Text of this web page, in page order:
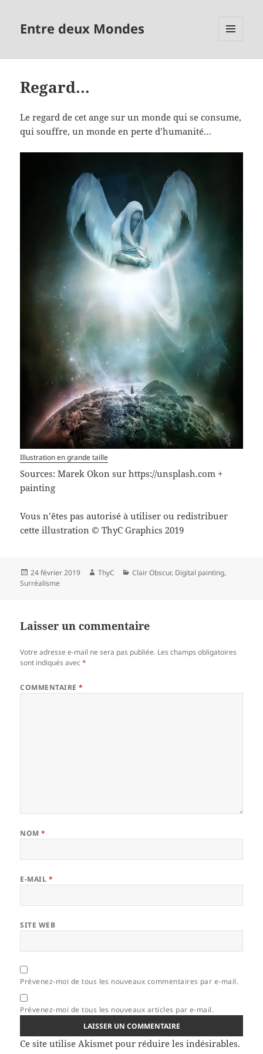
Entre deux Mondes
Regard…
Le regard de cet ange sur un monde qui se consume,
qui souffre, un monde en perte d’humanité…
Illustration en grande taille
Sources: Marek Okon sur https://unsplash.com +
painting
Vous n’êtes pas autorisé à utiliser ou redistribuer
cette illustration © ThyC Graphics 2019
Publié
le
24 février 2019 Auteur
ThyC Catégories
Clair Obscur, Digital painting,
Surréalisme
Laisser un commentaire
Votre adresse e-mail ne sera pas publiée. Les champs obligatoires
sont indiqués avec*
COMMENTAIRE*
NOM*
E-MAIL *
SITE WEB
Prévenez-moi de tous les nouveaux commentaires par e-mail.
Prévenez-moi de tous les nouveaux articles par e-mail.
Ce site utilise Akismet pour réduire les indésirables.